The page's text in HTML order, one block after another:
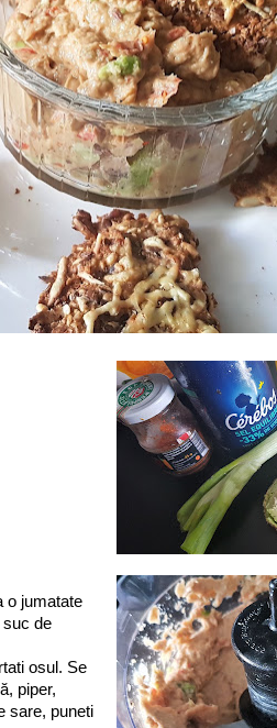
o jumatate
suc de
osul. Se
piper,
sare, puneti